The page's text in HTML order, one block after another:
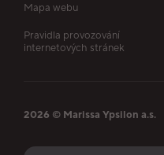
Mapa webu
Pravidla provozování
internetových stránek
2026 © Marissa Ypsilon a.s.